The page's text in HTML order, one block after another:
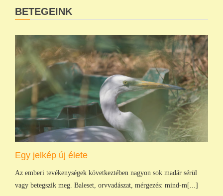
BETEGEINK
Egy jelkép új élete
Az emberi tevékenységek következtében nagyon sok madár sérül
vagy betegszik meg. Baleset, orvvadászat, mérgezés: mind-m[...]